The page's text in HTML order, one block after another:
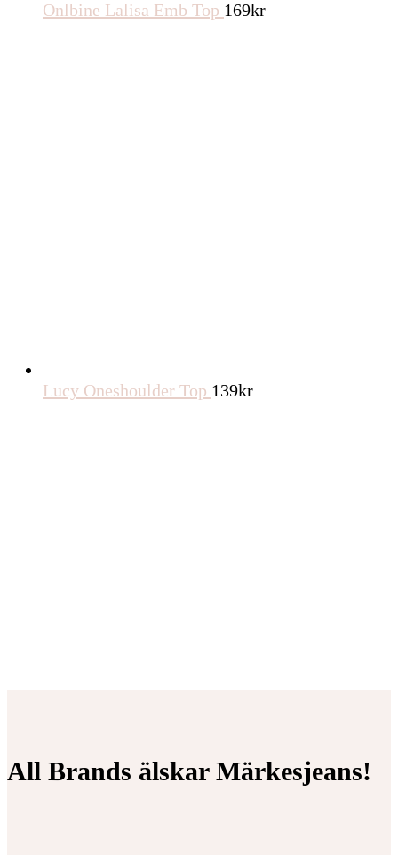
Onlbine Lalisa Emb Top 169kr
Lucy Oneshoulder Top 139kr
All Brands älskar Märkesjeans!